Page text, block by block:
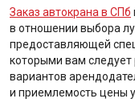
Заказ автокрана в СПб
в отношении выбора
предоставляющей
которыми вам следует
вариантов
и приемлемость цены